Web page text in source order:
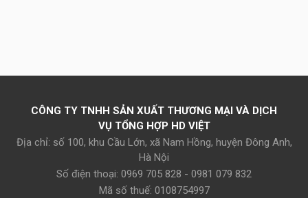
CÔNG TY TNHH SẢN XUẤT THƯƠNG MẠI VÀ DỊCH
VỤ TỔNG HỢP HD VIỆT
Địa chỉ: số 100, khu Cầu Lớn, xã Nam Hồng, huyện Đông Anh,
Hà Nội
Số điện thoại: 0969 705 828 - 0981 079 832
Mã số thuế: 0108754997